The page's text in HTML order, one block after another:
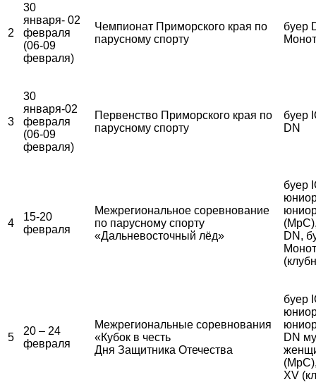
2
30
января- 02
февраля
(06-09
февраля)
Чемпионат Приморского края по
парусному спорту
буер
3
30
января-02
февраля
(06-09
февраля)
Первенство Приморского края по
парусному спорту
буер
DN
4
15-20
февраля
Межрегиональное соревнование
по парусному спорту
«Дальневосточный лёд»
буер
DN,
5
20 – 24
февраля
Межрегиональные соревнования
«Кубок в честь
Дня Защитника Отечества
буер
DN
XV